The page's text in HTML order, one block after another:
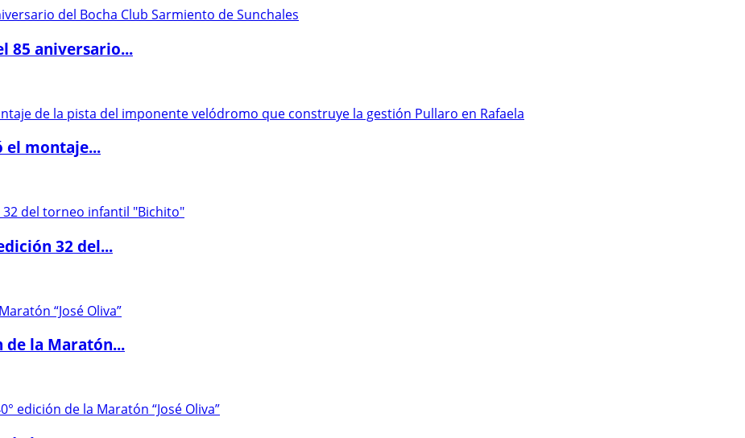
85 aniversario...
el montaje...
32 del...
de la Maratón...